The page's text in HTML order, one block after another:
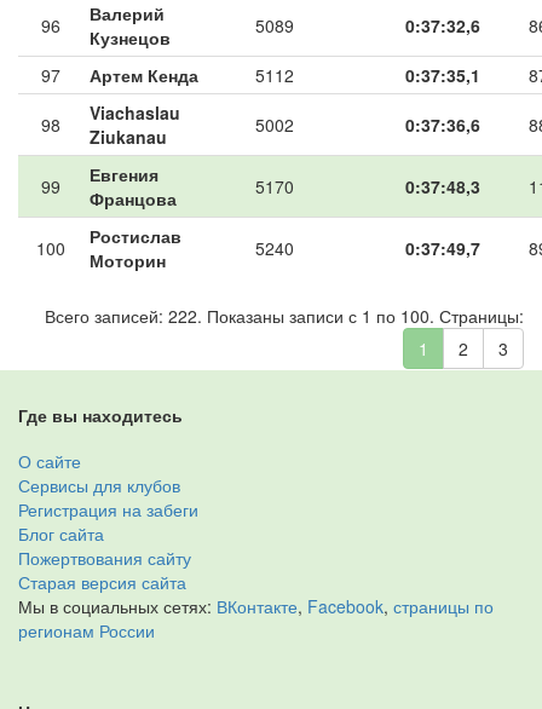
96
Валерий
Кузнецов
5089 0:37:32,6
97 Артем Кенда 5112 0:37:35,1
98
Viachaslau
Ziukanau
5002 0:37:36,6
99
Евгения
Францова
5170 0:37:48,3
100
Ростислав
Моторин
5240 0:37:49,7
Всего записей: 222. Показаны записи с 1 по 100. Страницы:
1
2 3
Где вы находитесь
О сайте
Сервисы для клубов
Регистрация на забеги
Блог сайта
Пожертвования сайту
Старая версия сайта
Мы в социальных сетях: ВКонтакте, Facebook, страницы по
регионам России